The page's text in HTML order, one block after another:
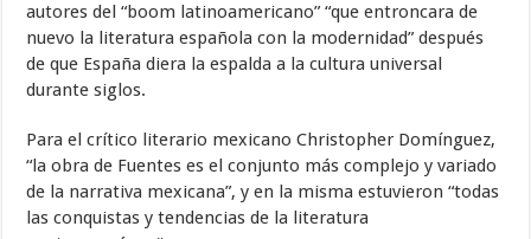
autores del “boom latinoamericano” “que entroncara de
nuevo la literatura española con la modernidad” después
de que España diera la espalda a la cultura universal
durante siglos.
Para el crítico literario mexicano Christopher Domínguez,
“la obra de Fuentes es el conjunto más complejo y variado
de la narrativa mexicana”, y en la misma estuvieron “todas
las conquistas y tendencias de la literatura